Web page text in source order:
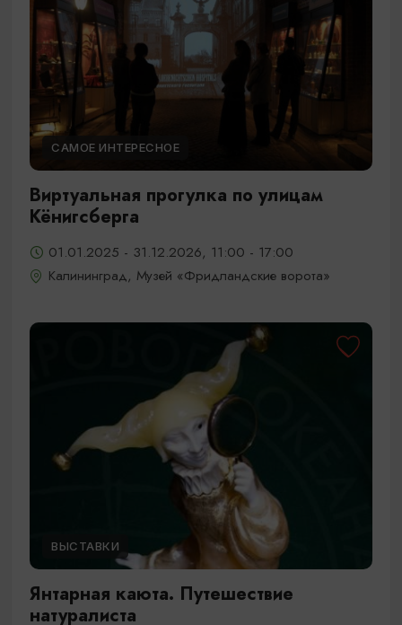
САМОЕ ИНТЕРЕСНОЕ
Виртуальная прогулка по улицам
Кёнигсберга
01.01.2025 - 31.12.2026, 11:00 - 17:00
Калининград, Музей «Фридландские ворота»
ВЫСТАВКИ
Янтарная каюта. Путешествие
натуралиста